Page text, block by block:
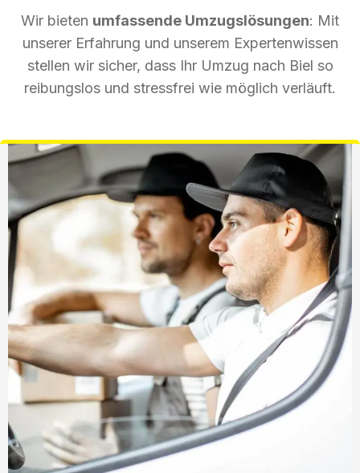
Wir bieten umfassende Umzugslösungen: Mit
unserer Erfahrung und unserem Expertenwissen
stellen wir sicher, dass Ihr Umzug nach Biel so
reibungslos und stressfrei wie möglich verläuft.